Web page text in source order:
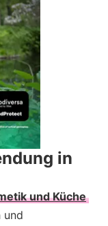
in
und Küche
und